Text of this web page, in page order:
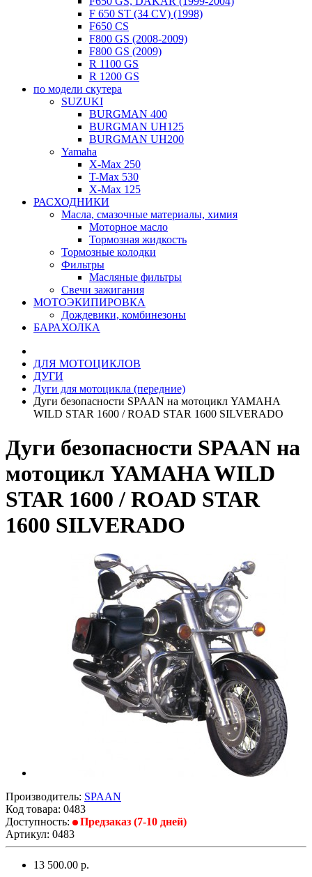
F 650 ST (34 CV) (1998)
F650 CS
F800 GS (2008-2009)
F800 GS (2009)
R 1100 GS
R 1200 GS
по модели скутера
SUZUKI
BURGMAN 400
BURGMAN UH125
BURGMAN UH200
Yamaha
X-Max 250
T-Max 530
X-Max 125
РАСХОДНИКИ
Масла, смазочные материалы, химия
Моторное масло
Тормозная жидкость
Тормозные колодки
Фильтры
Масляные фильтры
Свечи зажигания
МОТОЭКИПИРОВКА
Дождевики, комбинезоны
БАРАХОЛКА
ДЛЯ МОТОЦИКЛОВ
ДУГИ
Дуги для мотоцикла (передние)
Дуги безопасности SPAAN на мотоцикл YAMAHA
WILD STAR 1600 / ROAD STAR 1600 SILVERADO
Дуги безопасности SPAAN на
мотоцикл YAMAHA WILD
STAR 1600 / ROAD STAR
1600 SILVERADO
Производитель: SPAAN
Код товара: 0483
Доступность:
Предзаказ (7-10 дней)
Артикул: 0483
13 500.00 р.